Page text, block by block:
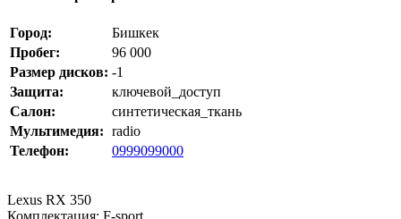
Город:
Бишкек
Пробег:
96 000
Размер дисков: -1
Защита:
ключевой_доступ
Салон:
синтетическая_ткань
Мультимедия: radio
Телефон:
0999099000
Lexus RX 350